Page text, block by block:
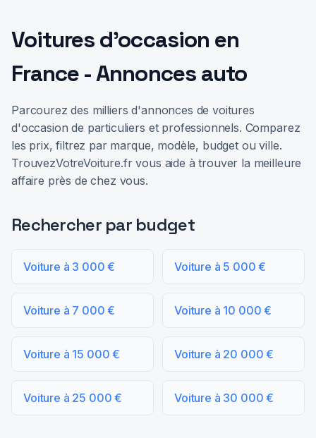
Voitures d'occasion en
France - Annonces auto
Parcourez des milliers d'annonces de voitures
d'occasion de particuliers et professionnels. Comparez
les prix, filtrez par marque, modèle, budget ou ville.
TrouvezVotreVoiture.fr vous aide à trouver la meilleure
affaire près de chez vous.
Rechercher par budget
Voiture à 3 000 € Voiture à 5 000 €
Voiture à 7 000 € Voiture à 10 000 €
Voiture à 15 000 € Voiture à 20 000 €
Voiture à 25 000 € Voiture à 30 000 €